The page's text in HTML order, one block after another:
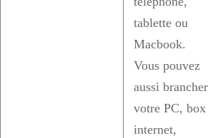
tablette ou
Macbook.
Vous pouvez
aussi brancher
votre PC, box
internet,